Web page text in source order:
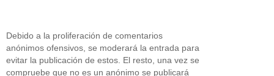
Debido a la proliferación de comentarios
anónimos ofensivos, se moderará la entrada para
evitar la publicación de estos. El resto, una vez se
compruebe que no es un anónimo se publicará